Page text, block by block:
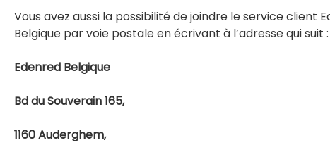
Vous avez aussi la possibilité de joindre le service client
Belgique par voie postale en écrivant à l’adresse qui suit :
Edenred Belgique
Bd du Souverain 165,
1160 Auderghem,